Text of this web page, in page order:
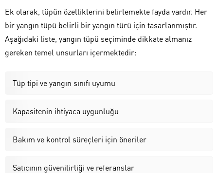
Ek olarak, tüpün özelliklerini belirlemekte fayda vardır. Her
bir yangın tüpü belirli bir yangın türü için tasarlanmıştır.
Aşağıdaki liste, yangın tüpü seçiminde dikkate almanız
gereken temel unsurları içermektedir:
Tüp tipi ve yangın sınıfı uyumu
Kapasitenin ihtiyaca uygunluğu
Bakım ve kontrol süreçleri için öneriler
Satıcının güvenilirliği ve referanslar